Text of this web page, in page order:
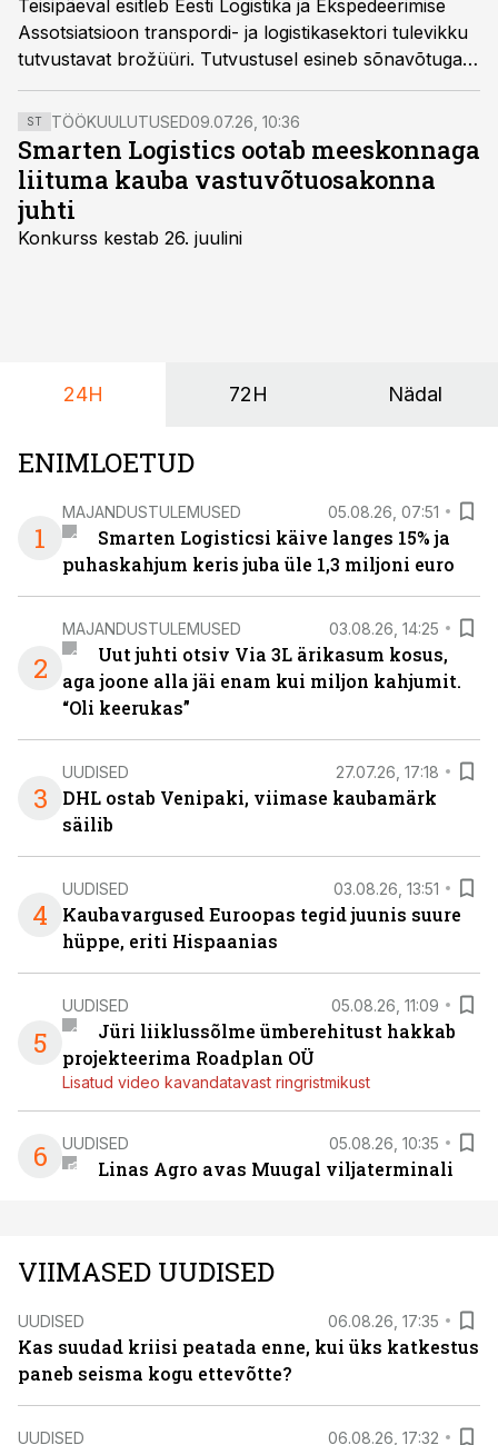
Teisipäeval esitleb Eesti Logistika ja Ekspedeerimise
Assotsiatsioon transpordi- ja logistikasektori tulevikku
tutvustavat brožüüri. Tutvustusel esineb sõnavõtuga
tulevikuväljavaadetest ka Sillamäe sadama omanik Tiit
Vähi.
ST TÖÖKUULUTUSED09.07.26, 10:36
Smarten Logistics ootab meeskonnaga
liituma kauba vastuvõtuosakonna
juhti
Konkurss kestab 26. juulini
24H 72H Nädal
ENIMLOETUD
1
MAJANDUSTULEMUSED 05.08.26, 07:51
Smarten Logisticsi käive langes 15% ja
puhaskahjum keris juba üle 1,3 miljoni euro
2
MAJANDUSTULEMUSED 03.08.26, 14:25
Uut juhti otsiv Via 3L ärikasum kosus,
aga joone alla jäi enam kui miljon kahjumit.
“Oli keerukas”
3
UUDISED 27.07.26, 17:18
DHL ostab Venipaki, viimase kaubamärk
säilib
4
UUDISED 03.08.26, 13:51
Kaubavargused Euroopas tegid juunis suure
hüppe, eriti Hispaanias
5
UUDISED 05.08.26, 11:09
Jüri liiklussõlme ümberehitust hakkab
projekteerima Roadplan OÜ
Lisatud video kavandatavast ringristmikust
6 UUDISED 05.08.26, 10:35
Linas Agro avas Muugal viljaterminali
VIIMASED UUDISED
UUDISED 06.08.26, 17:35
Kas suudad kriisi peatada enne, kui üks katkestus
paneb seisma kogu ettevõtte?
UUDISED 06.08.26, 17:32